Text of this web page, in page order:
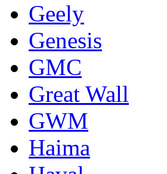
Geely
Genesis
GMC
Great Wall
GWM
Haima